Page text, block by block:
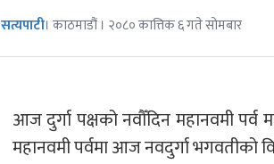
सत्यपाटी। काठमाडौं । २०८० कात्तिक ६ गते सोमबार
आज दुर्गा पक्षको नवौँदिन महानवमी
महानवमी पर्वमा आज नवदुर्गा भगवतीको